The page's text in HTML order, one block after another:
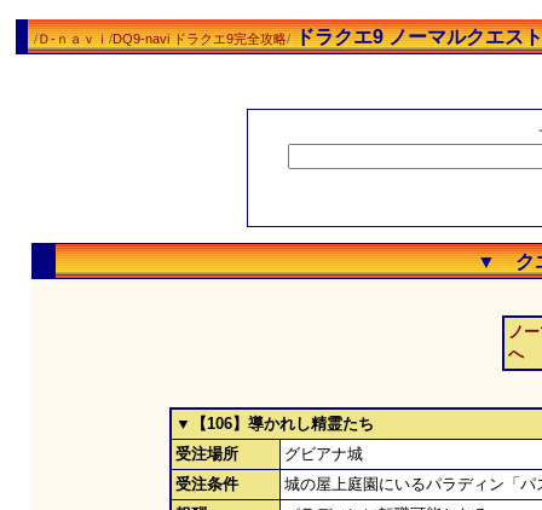
/Ｄ-ｎａｖｉ/DQ9-navi ドラクエ9完全攻略/ドラクエ9 ノーマルクエス
▼ ク
ノ
へ
▼【106】導かれし精霊たち
受注場所
グビアナ城
受注条件
城の屋上庭園にいるパラディン「